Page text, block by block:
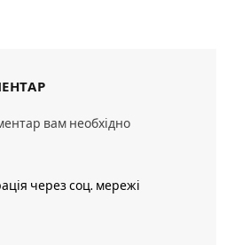
вам необхідно
через соц. мережі